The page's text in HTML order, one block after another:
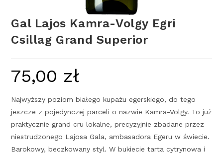
Gal Lajos Kamra-Volgy Egri
Csillag Grand Superior
75,00 zł
Najwyższy poziom białego kupażu egerskiego, do tego
jeszcze z pojedynczej parceli o nazwie Kamra-Völgy. To już
praktycznie grand cru lokalne, precyzyjnie zbadane przez
niestrudzonego Lajosa Gala, ambasadora Egeru w świecie.
Barokowy, beczkowany styl. W bukiecie tarta cytrynowa i